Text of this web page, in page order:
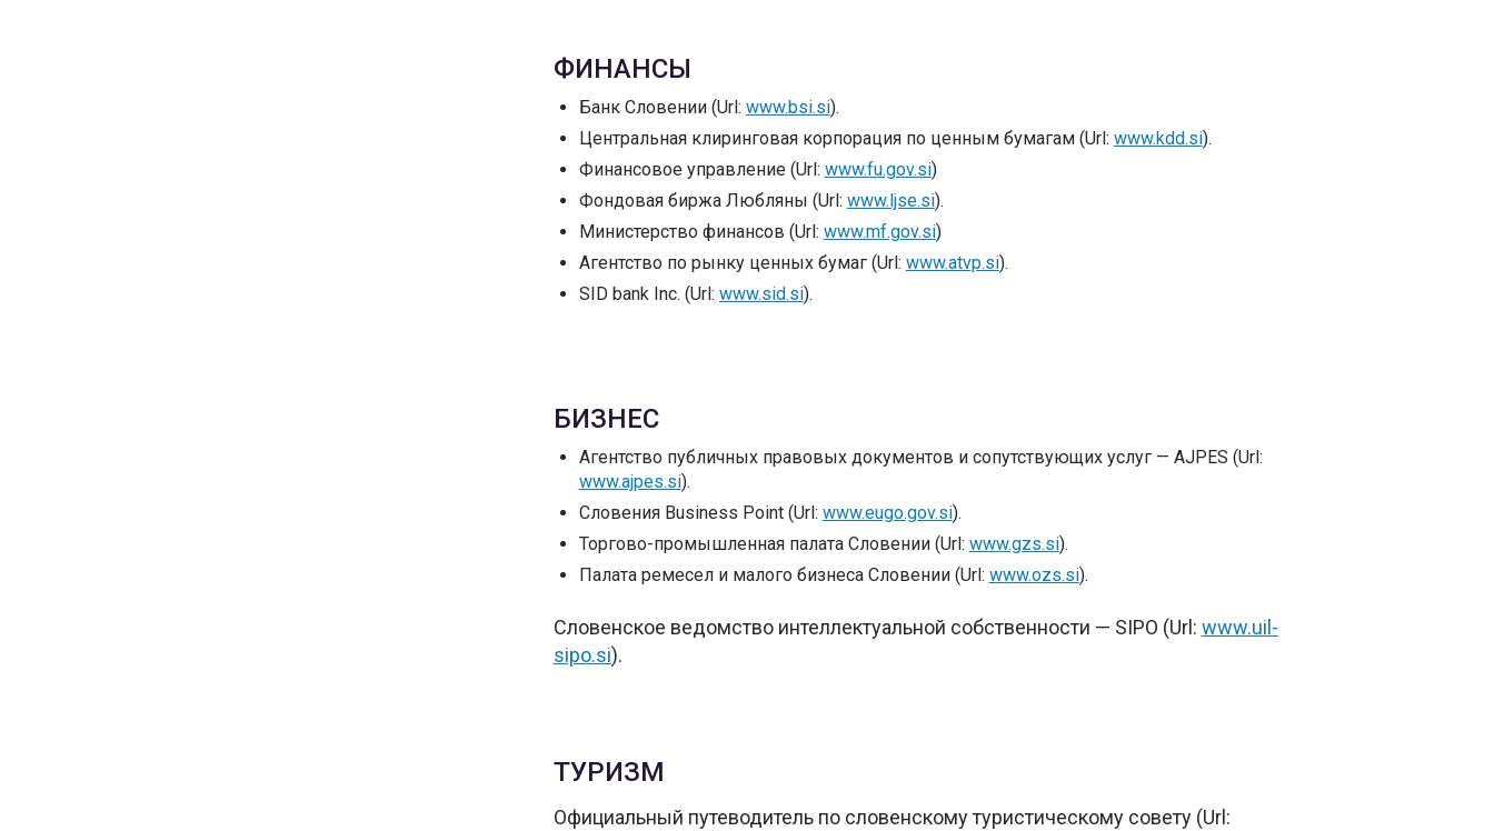
ФИНАНСЫ
Банк Словении (Url: www.bsi.si).
Центральная клиринговая корпорация по ценным бумагам (Url: www.kdd.si).
Финансовое управление (Url: www.fu.gov.si)
Фондовая биржа Любляны (Url: www.ljse.si).
Министерство финансов (Url: www.mf.gov.si)
Агентство по рынку ценных бумаг (Url: www.atvp.si).
SID bank Inc. (Url: www.sid.si).
БИЗНЕС
Агентство публичных правовых документов и сопутствующих услуг — AJPES (Url:
www.ajpes.si).
Словения Business Point (Url: www.eugo.gov.si).
Торгово-промышленная палата Словении (Url: www.gzs.si).
Палата ремесел и малого бизнеса Словении (Url: www.ozs.si).
Словенское ведомство интеллектуальной собственности — SIPO (Url: www.uil-
sipo.si).
ТУРИЗМ
Официальный путеводитель по словенскому туристическому совету (Url: